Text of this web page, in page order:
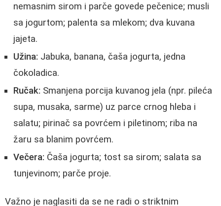
nemasnim sirom i parče govede pečenice; musli
sa jogurtom; palenta sa mlekom; dva kuvana
jajeta.
Užina: Jabuka, banana, čaša jogurta, jedna
čokoladica.
Ručak: Smanjena porcija kuvanog jela (npr. pileća
supa, musaka, sarme) uz parce crnog hleba i
salatu; pirinač sa povrćem i piletinom; riba na
žaru sa blanim povrćem.
Večera: Čaša jogurta; tost sa sirom; salata sa
tunjevinom; parče proje.
Važno je naglasiti da se ne radi o striktnim